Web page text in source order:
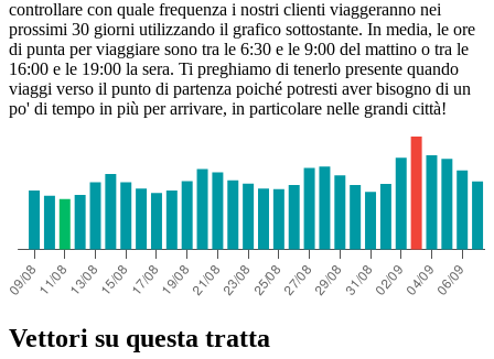
controllare con quale frequenza i nostri clienti viaggeranno nei
prossimi 30 giorni utilizzando il grafico sottostante. In media, le ore
di punta per viaggiare sono tra le 6:30 e le 9:00 del mattino o tra le
16:00 e le 19:00 la sera. Ti preghiamo di tenerlo presente quando
viaggi verso il punto di partenza poiché potresti aver bisogno di un
po' di tempo in più per arrivare, in particolare nelle grandi città!
Vettori su questa tratta